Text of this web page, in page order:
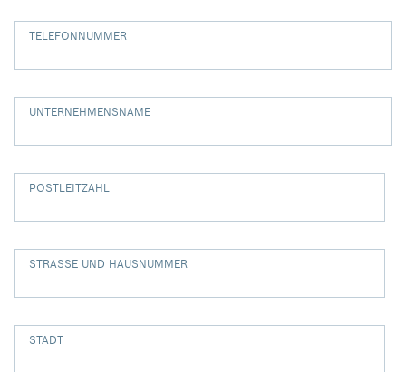
TELEFONNUMMER
UNTERNEHMENSNAME
POSTLEITZAHL
STRASSE UND HAUSNUMMER
STADT